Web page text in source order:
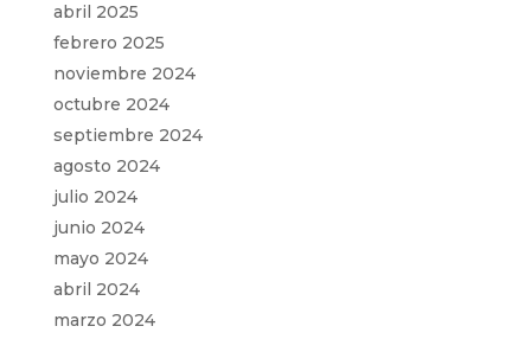
abril 2025
febrero 2025
noviembre 2024
octubre 2024
septiembre 2024
agosto 2024
julio 2024
junio 2024
mayo 2024
abril 2024
marzo 2024